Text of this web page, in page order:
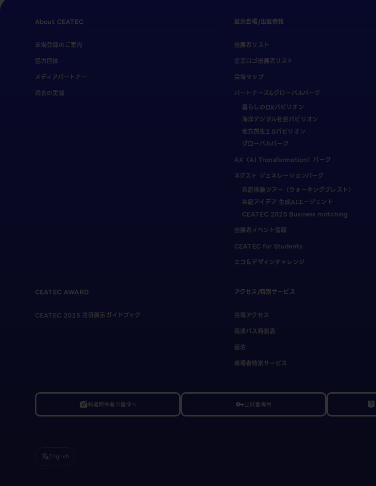
About CEATEC
来場登録のご案内
協力団体
メディアパートナー
過去の実績
展示会場/出展情報
出展者リスト
企業ロゴ出展者リスト
会場マップ
パートナーズ&グローバルパーク
暮らしのDXパビリオン
海洋デジタル社会パビリオン
地方創生2.0パビリオン
グローバルパーク
AX（AI Transformation）パーク
ネクスト ジェネレーションパーク
共創体験ツアー（ウォーキングブレスト）
共創アイデア 生成AIエージェント
CEATEC 2025 Business matching
出展者イベント情報
CEATEC for Students
エコ＆デザインチャレンジ
CEATEC AWARD
CEATEC 2025 注目展示ガイドブック
アクセス/特別サービス
会場アクセス
高速バス時刻表
宿泊
来場者特別サービス
linked_camera報道関係者の皆様へ vpn_key出展者専用 live_help
translateEnglish